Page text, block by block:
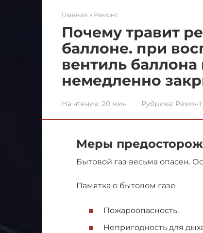
Главная » Ремонт
Почему травит
баллоне. при
вентиль
немедленно
На чтение: 20 мин Рубрика: Ремонт
Меры
Бытовой газ весьма опасен.
Памятка о бытовом газе
Пожароопасность.
Непригодность для